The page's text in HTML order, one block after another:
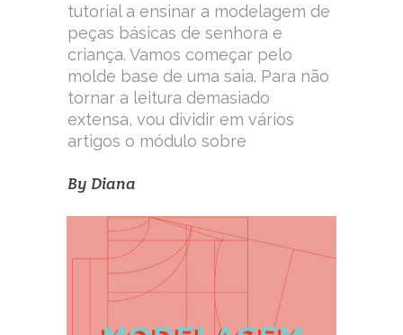
tutorial a ensinar a modelagem de
peças básicas de senhora e
criança. Vamos começar pelo
molde base de uma saia. Para não
tornar a leitura demasiado
extensa, vou dividir em vários
artigos o módulo sobre
By Diana